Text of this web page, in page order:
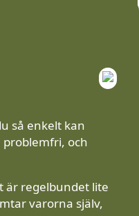
så enkelt kan
problemfri, och
är regelbundet lite
varorna själv,